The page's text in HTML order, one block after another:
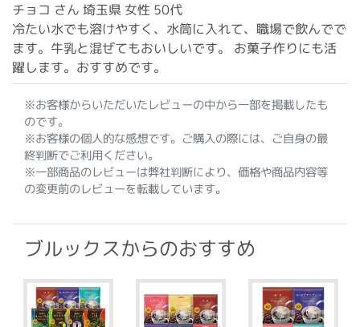
チョコ さん 埼玉県 女性 50代
冷たい水でも溶けやすく、水筒に入れて、職場で飲んでで
ます。牛乳と混ぜてもおいしいです。 お菓子作りにも活
躍します。おすすめです。
※お客様からいただいたレビューの中から一部を掲載したも
のです。
※お客様の個人的な感想です。ご購入の際には、ご自身の最
終判断でご利用ください。
※一部商品のレビューは弊社判断により、価格や商品内容等
の変更前のレビューを転載しています。
ブルックスからのおすすめ